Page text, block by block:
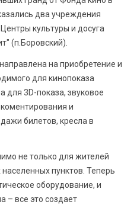
два учреждения
культуры и досуга
(п.Боровский).
на приобретение и
для кинопоказа
для 3D-показа, звуковое
и
билетов, кресла в
не только для жителей
пунктов. Теперь
оборудование, и
– все это создает